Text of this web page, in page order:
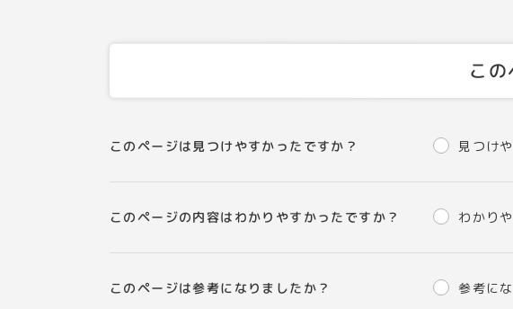
こ
このページは見つけやすかったですか？ 見つけ
このページの内容はわかりやすかったですか？ わかり
このページは参考になりましたか？ 参考に